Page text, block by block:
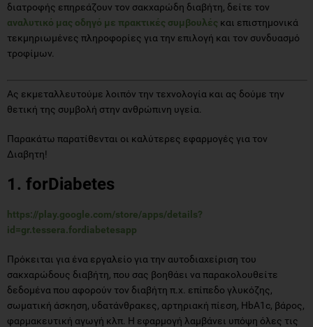
διατροφής επηρεάζουν τον σακχαρώδη διαβήτη, δείτε τον
αναλυτικό μας οδηγό με πρακτικές συμβουλές και επιστημονικά
τεκμηριωμένες πληροφορίες για την επιλογή και τον συνδυασμό
τροφίμων.
Ας εκμεταλλευτούμε λοιπόν την τεχνολογία και ας δούμε την
θετική της συμβολή στην ανθρώπινη υγεία.
Παρακάτω παρατίθενται οι καλύτερες εφαρμογές για τον
Διαβητη!
1. forDiabetes
https://play.google.com/store/apps/details?
id=gr.tessera.fordiabetesapp
Πρόκειται για ένα εργαλείο για την αυτοδιαχείριση του
σακχαρώδους διαβήτη, που σας βοηθάει να παρακολουθείτε
δεδομένα που αφορούν τον διαβήτη π.χ. επίπεδο γλυκόζης,
σωματική άσκηση, υδατάνθρακες, αρτηριακή πίεση, HbA1c, βάρος,
φαρμακευτική αγωγή κλπ. Η εφαρμογή λαμβάνει υπόψη όλες τις